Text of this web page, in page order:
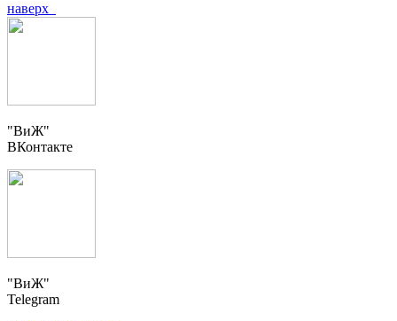
наверх
"ВиЖ"
ВКонтакте
"ВиЖ"
Telegram